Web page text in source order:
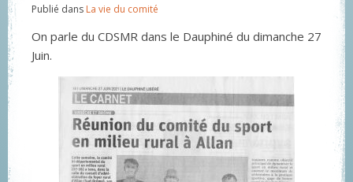
Publié dans La vie du comité
On parle du CDSMR dans le Dauphiné du dimanche 27
Juin.